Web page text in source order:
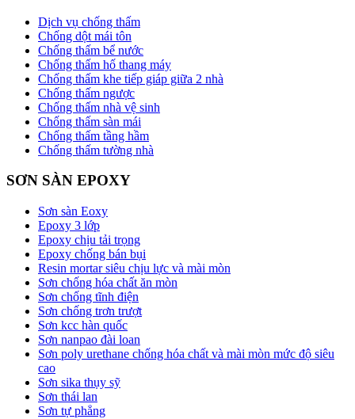
Dịch vụ chống thấm
Chống dột mái tôn
Chống thấm bể nước
Chống thấm hố thang máy
Chống thấm khe tiếp giáp giữa 2 nhà
Chống thấm ngược
Chống thấm nhà vệ sinh
Chống thấm sàn mái
Chống thấm tầng hầm
Chống thấm tường nhà
SƠN SÀN EPOXY
Sơn sàn Eoxy
Epoxy 3 lớp
Epoxy chịu tải trọng
Epoxy chống bán bụi
Resin mortar siêu chịu lực và mài mòn
Sơn chống hóa chất ăn mòn
Sơn chống tĩnh điện
Sơn chống trơn trượt
Sơn kcc hàn quốc
Sơn nanpao đài loan
Sơn poly urethane chống hóa chất và mài mòn mức độ siêu
cao
Sơn sika thụy sỹ
Sơn thái lan
Sơn tự phẳng